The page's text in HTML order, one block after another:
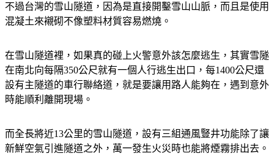
不過台灣的雪山隧道，因為是直接開鑿雪山山脈，而且是使用
混凝土來襯砌不像塑料材質容易燃燒。
在雪山隧道裡，如果真的碰上火警意外該怎麼逃生，其實雪隧
在南北向每隔350公尺就有一個人行逃生出口，每1400公尺還
設有主隧道的車行聯絡道，就是要讓用路人能夠在，遇到意外
時能順利離開現場。
而全長將近13公里的雪山隧道，設有三組通風豎井功能除了讓
新鮮空氣引進隧道之外，萬一發生火災時也能將煙霧排出去。